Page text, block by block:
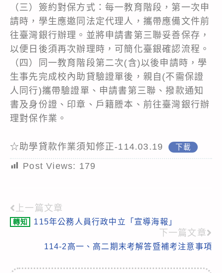
（三）簽約對保方式：每一教育階段，第一次申
請時，學生應邀同法定代理人，攜帶應備文件前
往臺灣銀行辦理。並將申請書第三聯妥善保存，
以便日後須再次辦理時，可簡化臺銀確認流程。
（四）同一教育階段第二次(含)以後申請時，學
生事先完成校內助貸驗證單後，親自(不需保證
人同行)攜帶驗證單、申請書第三聯、撥款通知
書及身份證、印章、戶籍謄本、前往臺灣銀行辦
理對保作業。
☆助學貸款作業須知修正-114.03.19 下載
Post Views: 179
Read
more
articles
上一篇文章
轉知 115年公務人員行政中立「宣導海報」
下一篇文章
114-2高一、高二期末考解答暨補考注意事項